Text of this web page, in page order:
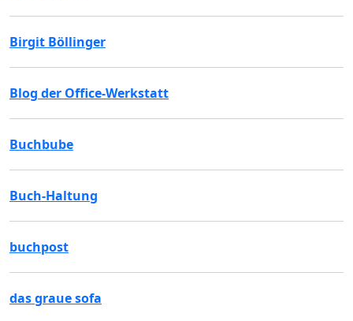
Birgit Böllinger
Blog der Office-Werkstatt
Buchbube
Buch-Haltung
buchpost
das graue sofa